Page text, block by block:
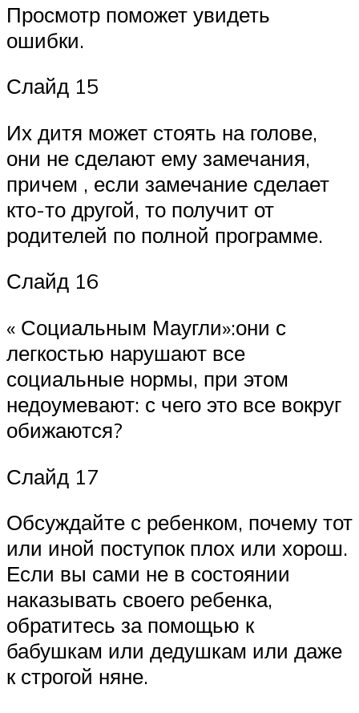
Просмотр поможет увидеть
ошибки.
Слайд 15
Их дитя может стоять на голове,
они не сделают ему замечания,
причем , если замечание сделает
кто-то другой, то получит от
родителей по полной программе.
Слайд 16
« Социальным Маугли»:они с
легкостью нарушают все
социальные нормы, при этом
недоумевают: с чего это все вокруг
обижаются?
Слайд 17
Обсуждайте с ребенком, почему тот
или иной поступок плох или хорош.
Если вы сами не в состоянии
наказывать своего ребенка,
обратитесь за помощью к
бабушкам или дедушкам или даже
к строгой няне.